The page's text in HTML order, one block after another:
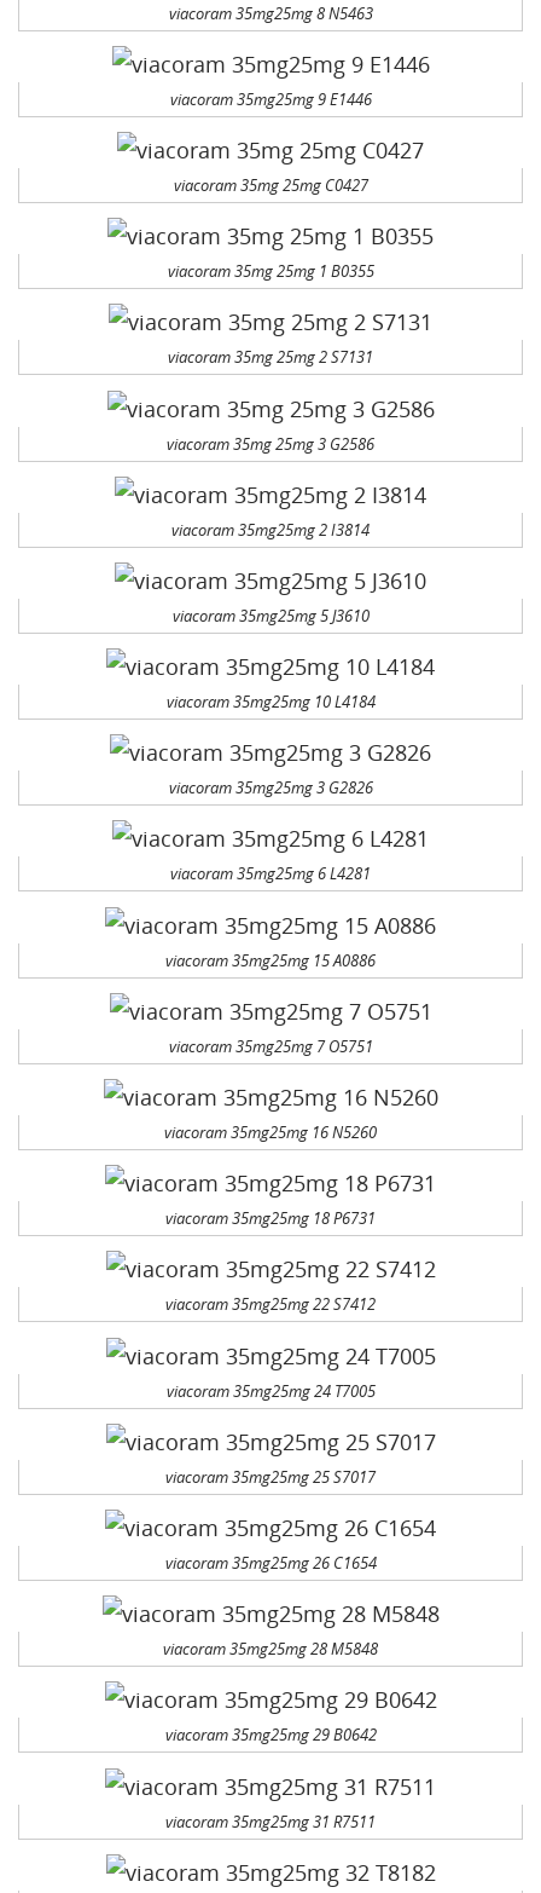
viacoram 35mg25mg 8 N5463
viacoram 35mg25mg 9 E1446
viacoram 35mg 25mg C0427
viacoram 35mg 25mg 1 B0355
viacoram 35mg 25mg 2 S7131
viacoram 35mg 25mg 3 G2586
viacoram 35mg25mg 2 I3814
viacoram 35mg25mg 5 J3610
viacoram 35mg25mg 10 L4184
viacoram 35mg25mg 3 G2826
viacoram 35mg25mg 6 L4281
viacoram 35mg25mg 15 A0886
viacoram 35mg25mg 7 O5751
viacoram 35mg25mg 16 N5260
viacoram 35mg25mg 18 P6731
viacoram 35mg25mg 22 S7412
viacoram 35mg25mg 24 T7005
viacoram 35mg25mg 25 S7017
viacoram 35mg25mg 26 C1654
viacoram 35mg25mg 28 M5848
viacoram 35mg25mg 29 B0642
viacoram 35mg25mg 31 R7511